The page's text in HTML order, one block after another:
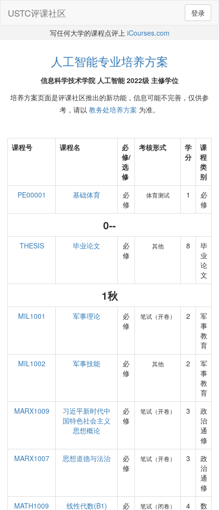
登录
USTC评课社区
写任何大学的课程点评上 iCourses.com
人工智能专业培养方案
信息科学技术学院 人工智能 2022级 主修学位
培养方案页面是评课社区推出的新功能，信息可能不完善，仅供参
考，请以 教务处培养方案 为准。
课程号 课程名
必
修/
选
修
考核形式
学
分
课
程
类
别
PE00001
基础体育
必
修
体育测试 1
必
修
0--
THESIS 毕业论文
必
修
其他 8
毕
业
论
文
1秋
MIL1001 军事理论
必
修
笔试（开卷） 2
军
事
教
育
MIL1002
军事技能
必
修
其他 2
军
事
教
育
MARX1009
习近平新时代中
国特色社会主义
思想概论
必
修
笔试（开卷） 3
政
治
通
修
MARX1007
思想道德与法治
必
修
笔试（开卷） 3
政
治
通
修
MATH1009
线性代数(B1)
必
笔试（闭卷） 4
数